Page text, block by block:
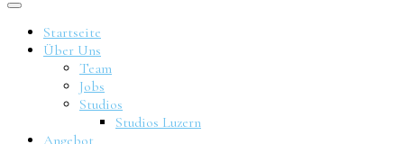
Startseite
Über Uns
Team
Jobs
Studios
Studios Luzern
Angebot